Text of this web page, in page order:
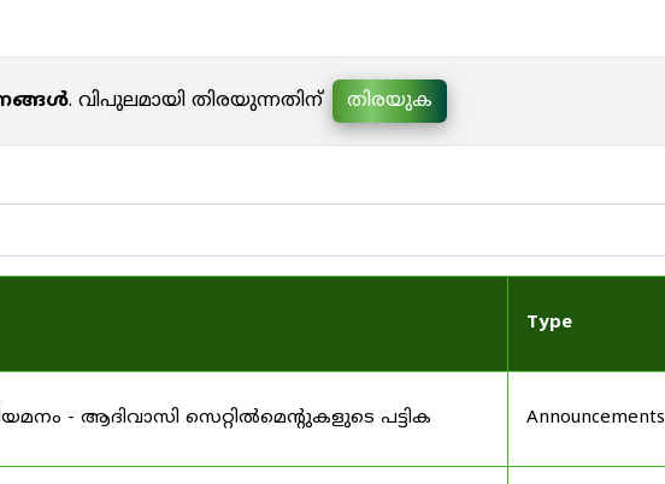
. വിപുലമായി തിരയുന്നതിന് തിരയുക
Type
- ആദിവാസി സെറ്റിൽമെന്റുകളുടെ പട്ടിക Announcements